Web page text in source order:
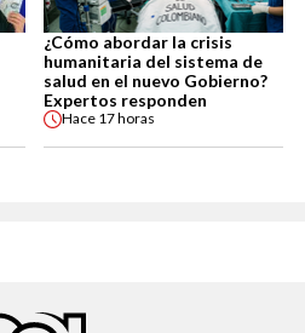
¿Cómo abordar la crisis
humanitaria del sistema de
salud en el nuevo Gobierno?
Expertos responden
Hace 17 horas